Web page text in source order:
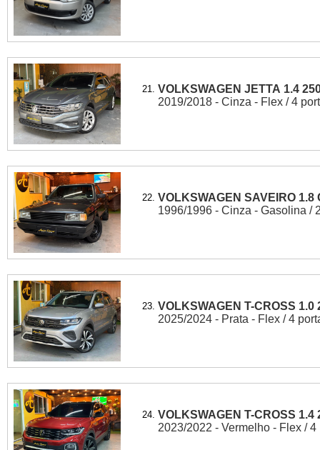
21. VOLKSWAGEN JETTA 1.4
2019/2018 - Cinza - Flex / 4
22. VOLKSWAGEN SAVEIRO 1.8
1996/1996 - Cinza - Gasolina /
23. VOLKSWAGEN T-CROSS 1.0
2025/2024 - Prata - Flex / 4
24. VOLKSWAGEN T-CROSS 1.4
2023/2022 - Vermelho - Flex / 4